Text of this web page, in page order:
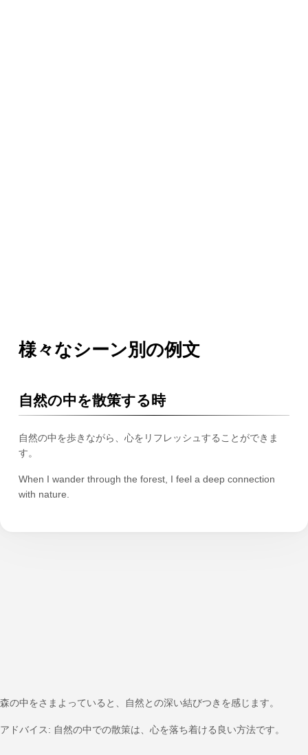
様々なシーン別の例文
自然の中を散策する時
自然の中を歩きながら、心をリフレッシュすることができま
す。
When I wander through the forest, I feel a deep connection
with nature.
森の中をさまよっていると、自然との深い結びつきを感じます。
アドバイス: 自然の中での散策は、心を落ち着ける良い方法です。